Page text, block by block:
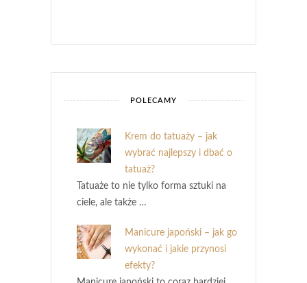
POLECAMY
Krem do tatuaży – jak
wybrać najlepszy i dbać o
tatuaż?
Tatuaże to nie tylko forma sztuki na
ciele, ale także …
Manicure japoński – jak go
wykonać i jakie przynosi
efekty?